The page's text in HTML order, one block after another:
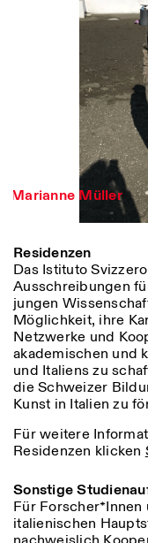
Marianne Müller
Residenzen
Das Istituto
Ausschreibungen
jungen
Möglichkeit, ihre
Netzwerke und
akademischen und
und Italiens zu
die Schweizer
Kunst in Italien zu
Für weitere
Residenzen klicken
Sonstige
Für
italienischen